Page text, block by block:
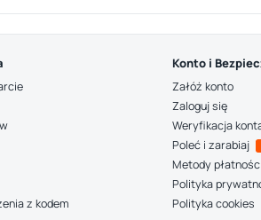
z kodem
Konto i
Załóż konto
Zaloguj się
Weryfikacja
Poleć i zarabiaj
Metody płatności
Polityka
Polityka cookies